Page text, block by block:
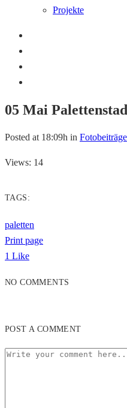
Projekte
05 Mai
Posted at 18:09h in Fotobeiträge
Views: 14
TAGS:
paletten
Print page
1 Like
NO COMMENTS
POST A COMMENT